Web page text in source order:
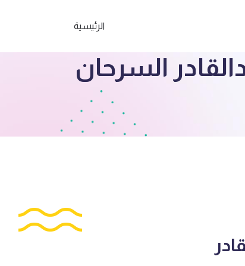
الرئيسية
السرحان